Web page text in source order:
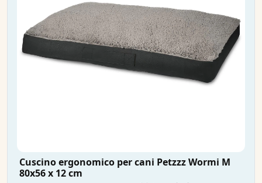
Cuscino ergonomico per cani Petzzz Wormi M
80x56 x 12 cm